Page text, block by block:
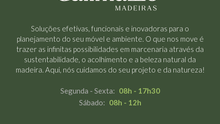
Soluções efetivas, funcionais e inovadoras para o
planejamento do seu móvel e ambiente. O que nos move é
trazer as infinitas possibilidades em marcenaria através da
sustentabilidade, o acolhimento e a beleza natural da
madeira. Aqui, nós cuidamos do seu projeto e da natureza!
Segunda - Sexta: 08h - 17h30
Sábado: 08h - 12h